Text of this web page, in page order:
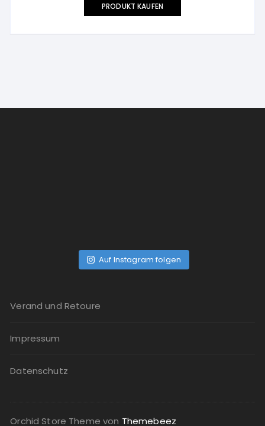
PRODUKT KAUFEN
Auf Instagram folgen
Verand und Retoure
Impressum
Datenschutz
Orchid Store Theme von Themebeez